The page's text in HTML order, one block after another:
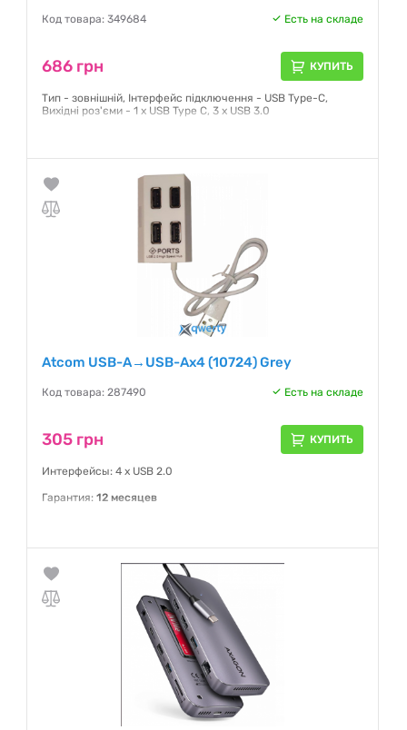
Код товара: 349684 Есть на складе
686 грн КУПИТЬ
Тип - зовнішній, Інтерфейс підключення - USB Type-C,
Вихідні роз'єми - 1 x USB Type C, 3 х USB 3.0
Atcom USB-A→USB-Ax4 (10724) Grey
Код товара: 287490 Есть на складе
305 грн КУПИТЬ
Интерфейсы: 4 x USB 2.0
Гарантия: 12 месяцев